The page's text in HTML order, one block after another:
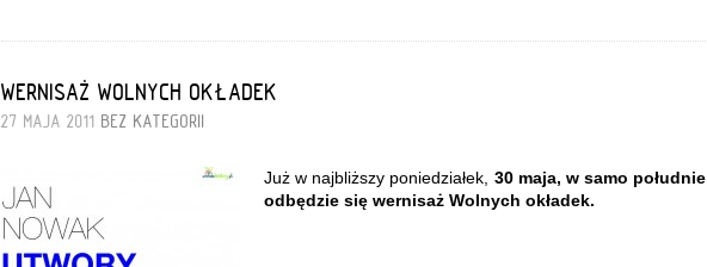
WERNISAŻ WOLNYCH OKŁADEK
27 MAJA 2011 BEZ KATEGORII
Już w najbliższy poniedziałek, 30 maja, w samo południe
odbędzie się wernisaż Wolnych okładek.